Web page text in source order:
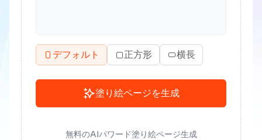
デフォルト 正方形 横長
塗り絵ページを生成
無料のAIパワード塗り絵ページ生成